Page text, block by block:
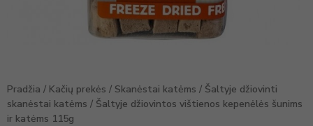
Pradžia / Kačių prekės / Skanėstai katėms / Šaltyje džiovinti
skanėstai katėms / Šaltyje džiovintos vištienos kepenėlės šunims
ir katėms 115g